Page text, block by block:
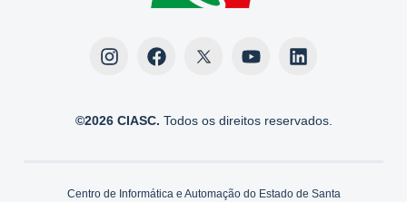
©2026 CIASC. Todos os direitos reservados.
Centro de Informática e Automação do Estado de Santa